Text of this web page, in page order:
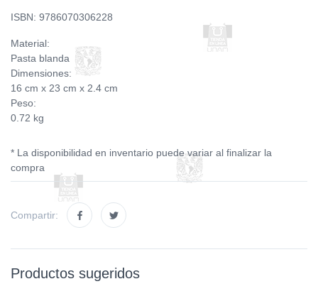
ISBN: 9786070306228
Material:
Pasta blanda
Dimensiones:
16 cm x 23 cm x 2.4 cm
Peso:
0.72 kg
* La disponibilidad en inventario puede variar al finalizar la
compra
Compartir:
Productos sugeridos